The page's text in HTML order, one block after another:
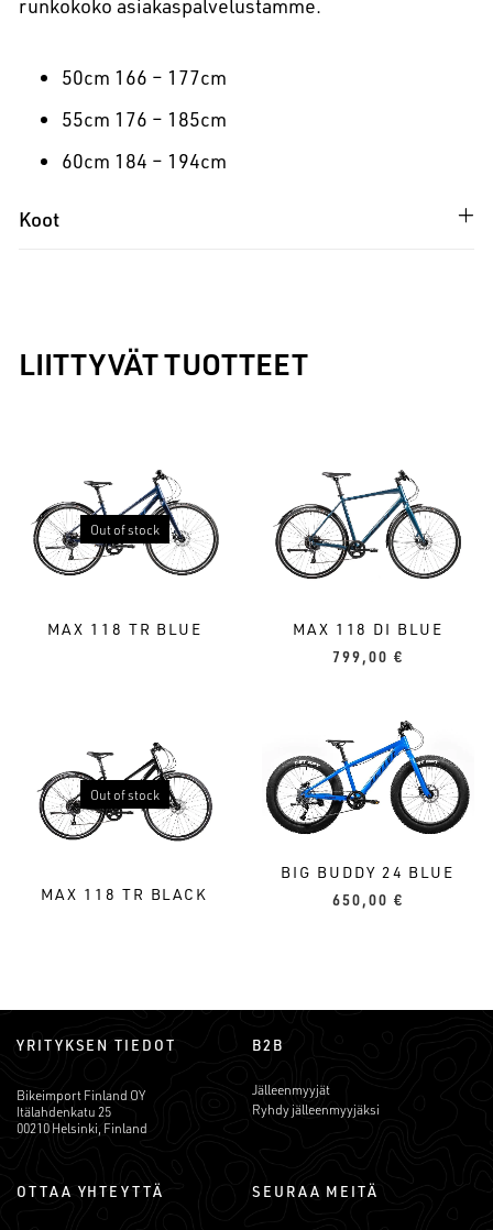
runkokoko asiakaspalvelustamme.
50cm 166 – 177cm
55cm 176 – 185cm
60cm 184 – 194cm
Koot
LIITTYVÄT TUOTTEET
Out of stock
MAX 118 TR BLUE MAX 118 DI BLUE
799,00 €
Out of stock
MAX 118 TR BLACK
BIG BUDDY 24 BLUE
650,00 €
YRITYKSEN TIEDOT
Bikeimport Finland OY
Itälahdenkatu 25
00210 Helsinki, Finland
B2B
Jälleenmyyjät
Ryhdy jälleenmyyjäksi
OTTAA YHTEYTTÄ SEURAA MEITÄ